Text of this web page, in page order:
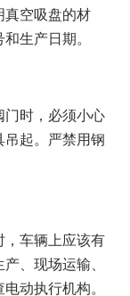
真空吸盘的材
生产日期。
门时，必须小心
起。严禁用钢
，车辆上应该有
、现场运输、
动执行机构。